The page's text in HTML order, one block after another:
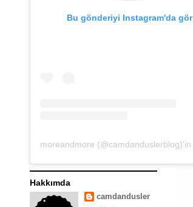
Bu gönderiyi Instagram'da gör
Hakkımda
camdandusler